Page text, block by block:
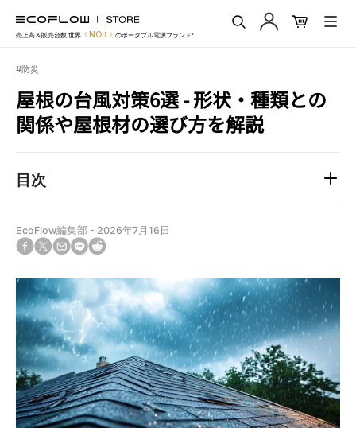
EcoFlow Japan
売上高＆販売台数 世界 NO.1 のポータブル電源ブランド*
送
#防災
屋根の台風対策6選 - 形状・種類との
関係や屋根材の選び方を解説
目次
EcoFlow編集部 - 2026年7月16日
Facebook
シ
ェ
す
る
Twitter
投
稿
す
る
Translation
ja.general.social.alt_text.share_on_email
Translation
ja.general.social.alt_text.share_on_line
ja.general.social.alt_text.share_on_reddit